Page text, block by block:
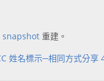
snapshot重建。
姓名標示─相同方式分享